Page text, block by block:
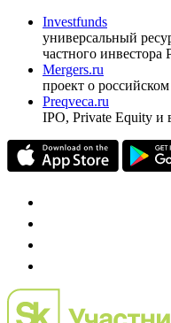
Investfunds
универсальный
частного инвестора
Mergers.ru
проект о
Preqveca.ru
IPO, Private Equity и